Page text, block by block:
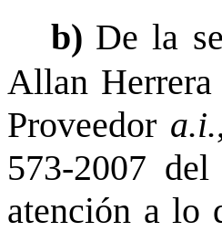
b) De la
Allan
Proveedor a.i.
573-2007
atención a lo